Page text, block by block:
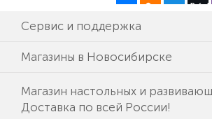
Сервис и поддержка
Магазины в Новосибирске
Магазин настольных и
Доставка по всей России!